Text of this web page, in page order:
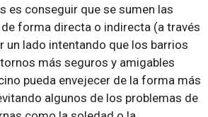
es conseguir que se sumen las
forma directa o indirecta (a través
un lado intentando que los barrios
más seguros y amigables
pueda envejecer de la forma más
algunos de los problemas de